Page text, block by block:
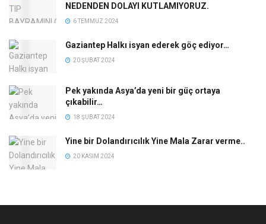
NEDENDEN DOLAYI KUTLAMIYORUZ.
6 TEMMUZ 2024
Gaziantep Halkı isyan ederek göç ediyor…
20 ŞUBAT 2024
Pek yakında Asya’da yeni bir güç ortaya
çıkabilir…
18 ŞUBAT 2024
Yine bir Dolandırıcılık Yine Mala Zarar verme..
20 KASIM 2024